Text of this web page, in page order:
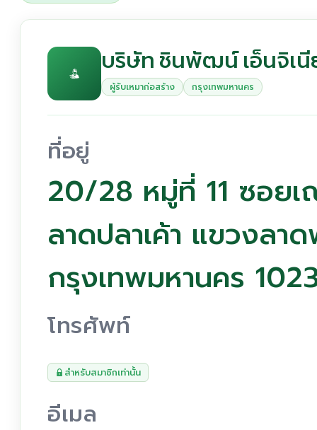
บริษัท ชินพัฒน์ เอ็นจิเ
ผู้รับเหมาก่อสร้าง กรุงเทพมหานคร
ที่อยู่
20/28 หมู่ที่ 11 ซอย
ลาดปลาเค้า แขวงลา
กรุงเทพมหานคร
โทรศัพท์
สำหรับสมาชิกเท่านั้น
อีเมล